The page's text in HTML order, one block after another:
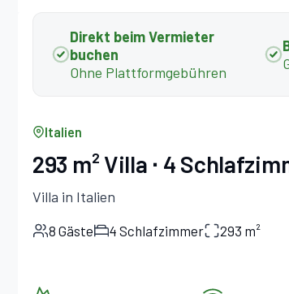
Direkt beim Vermieter
buchen
Ohne Plattformgebühren
Italien
293 m² Villa ∙ 4
Villa in Italien
8 Gäste 4 Schlafzimmer 293 m²